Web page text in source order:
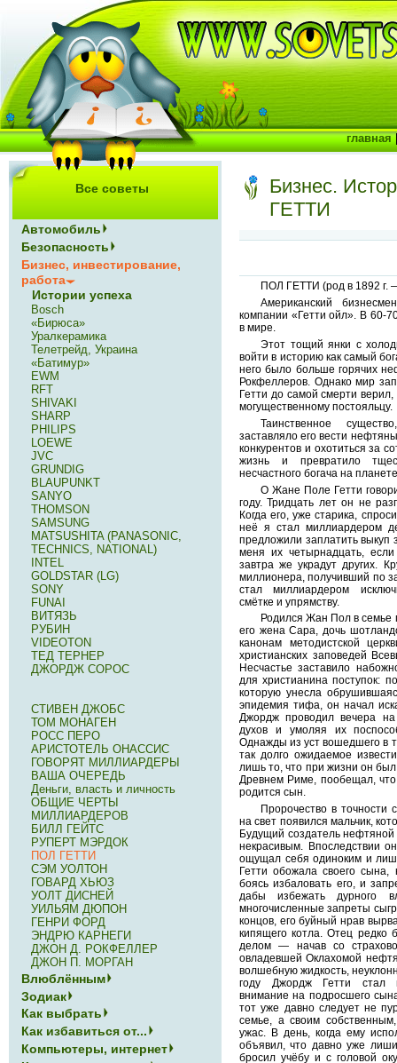
Бизнес.
ГЕТТИ
ПОЛ ГЕТТИ (род в 1892 г.
Американский
компании «Гетти ойл». В 60-
в мире.
Этот тощий янки с
войти в историю как самый
него было больше горячих
Рокфеллеров. Однако мир
Гетти до самой смерти
могущественному постояльцу.
Таинственное
заставляло его вести
конкурентов и охотиться за
жизнь и превратило
несчастного богача на
О Жане Поле Гетти
году. Тридцать лет он не
Когда его, уже старика,
неё я стал миллиардером
предложили заплатить выкуп
меня их четырнадцать,
завтра же украдут других.
миллионера, получивший по
стал миллиардером
смётке и упрямству.
Родился Жан Пол в семье
его жена Сара, дочь
канонам методистской
христианских заповедей
Несчастье заставило
для христианина поступок:
которую унесла
эпидемия тифа, он начал
Джордж проводил вечера на
духов и умоляя их
Однажды из уст вошедшего в
так долго ожидаемое
лишь то, что при жизни он
Древнем Риме, пообещал, что
родится сын.
Пророчество в точности
на свет появился мальчик,
Будущий создатель
некрасивым. Впоследствии
ощущал себя одиноким и
Гетти обожала своего сына,
боясь избаловать его, и
дабы избежать дурного
многочисленные запреты
концов, его буйный нрав
кипящего котла. Отец редко
делом — начав со
овладевшей Оклахомой
волшебную жидкость,
году Джордж Гетти стал
внимание на подросшего
тот уже давно следует не
семье, а своим
ужас. В день, когда ему
объявил, что давно уже
бросил учёбу и с головой
Все советы
Автомобиль
Безопасность
Бизнес, инвестирование,
работа
Истории успеха
Bosch
«Бирюса»
Уралкерамика
Телетрейд, Украина
«Батимур»
EWM
RFT
SHIVAKI
SHARP
PHILIPS
LOEWE
JVC
GRUNDIG
BLAUPUNKT
SANYO
THOMSON
SAMSUNG
MATSUSHITA (PANASONIC,
TECHNICS, NATIONAL)
INTEL
GOLDSTAR (LG)
SONY
FUNAI
ВИТЯЗЬ
РУБИН
VIDEOTON
ТЕД ТЕРНЕР
ДЖОРДЖ СОРОС
СТИВЕН ДЖОБС
ТОМ МОНАГЕН
РОСС ПЕРО
АРИСТОТЕЛЬ ОНАССИС
ГОВОРЯТ МИЛЛИАРДЕРЫ
ВАША ОЧЕРЕДЬ
Деньги, власть и личность
ОБЩИЕ ЧЕРТЫ
МИЛЛИАРДЕРОВ
БИЛЛ ГЕЙТС
РУПЕРТ МЭРДОК
ПОЛ ГЕТТИ
СЭМ УОЛТОН
ГОВАРД ХЬЮЗ
УОЛТ ДИСНЕЙ
УИЛЬЯМ ДЮПОН
ГЕНРИ ФОРД
ЭНДРЮ КАРНЕГИ
ДЖОН Д. РОКФЕЛЛЕР
ДЖОН П. МОРГАН
Влюблённым
Зодиак
Как выбрать
Как избавиться от...
Компьютеры, интернет
главная